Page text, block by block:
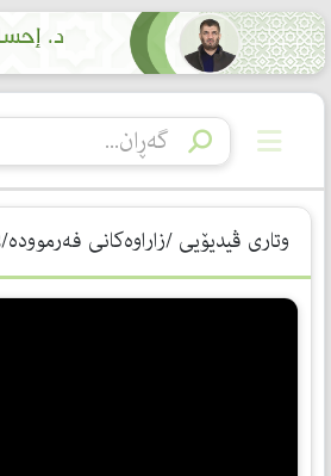
وتاری ڤیدیۆیی /زاراوەكانی فەرموودە/42- الأصول الستة